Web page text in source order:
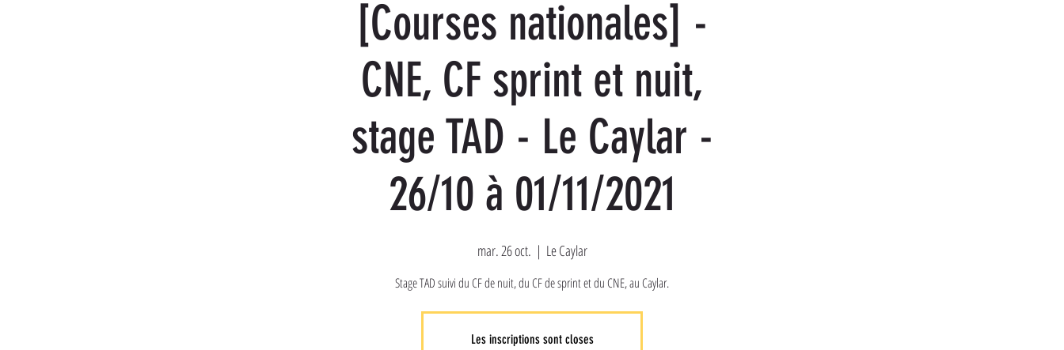
[Courses nationales] -
CNE, CF sprint et nuit,
stage TAD - Le Caylar -
26/10 à 01/11/2021
mar. 26 oct.
  |
Le Caylar
Stage TAD suivi du CF de nuit, du CF de sprint et du CNE, au Caylar.
Les inscriptions sont closes